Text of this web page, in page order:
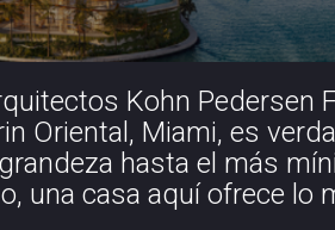
Kohn Pedersen
Oriental, Miami, es
hasta el más
una casa aquí ofrece lo